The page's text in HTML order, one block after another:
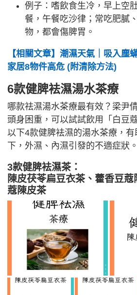
例子：嗜飲食生冷，早上空
餐，午餐吃沙律；常吃肥膩
物，都會傷脾胃。
【相關文章】潮濕天氣｜吸入塵
家居8物件高危 (附清除方法)
6款健脾袪濕湯水茶療
哪款祛濕湯水茶療最有效？梁尹
頭身困重，可以試試飲用「白豆
以下4款健脾袪濕的湯水茶療，
下，外濕、內濕引發的不適症狀。
3款健脾袪濕茶：
陳皮茯苓扁豆衣茶、藿香豆
蔻陳皮茶